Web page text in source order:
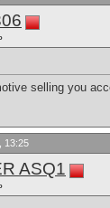
selling you
13:25
ASQ1